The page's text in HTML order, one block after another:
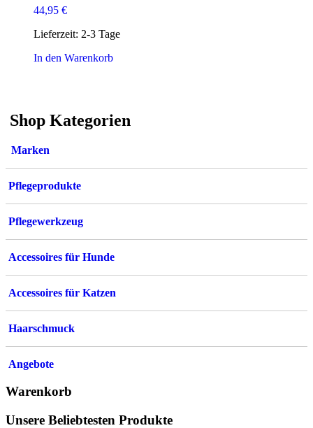
44,95 €
Lieferzeit: 2-3 Tage
In den Warenkorb
Shop Kategorien
Marken
Pflegeprodukte
Pflegewerkzeug
Accessoires für Hunde
Accessoires für Katzen
Haarschmuck
Angebote
Warenkorb
Unsere Beliebtesten Produkte